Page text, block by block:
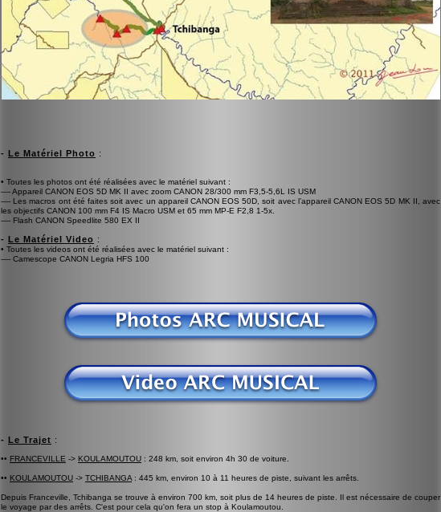
- Le Matériel Photo :
• Toutes les photos ont été réalisées avec le matériel suivant :
---- Appareil CANON EOS 5D MK II avec zoom CANON 28/300 mm F3,5-5,6L IS USM
---- Les macros ont été faites soit avec un appareil CANON EOS 50D, soit avec l’appareil CANON EOS 5D MK II, avec
les objectifs CANON 100 mm F4 IS Macro USM et 65 mm MP-E F2,8 1-5x.
---- Flash CANON Speedlite 580 EX II
- Le Matériel Video :
• Toutes les videos ont été réalisées avec le matériel suivant :
---- Camescope CANON Legria HFS 100
- Le Trajet :
•• FRANCEVILLE -> KOULAMOUTOU : 248 km, soit environ 4h 30 de voiture.
•• KOULAMOUTOU -> TCHIBANGA : 445 km, environ 10 à 11 heures de piste, suivant les arrêts.
Depuis Franceville, Tchibanga se trouve à environ 700 km, soit plus de 14 heures de piste. Il est nécessaire de couper
le voyage par des arrêts. C'est pour cela qu'on fera un stop à Koulamoutou.